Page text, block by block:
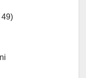
49)